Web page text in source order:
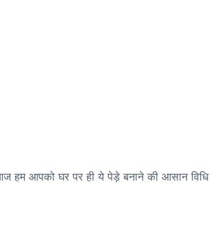
हम आपको घर पर ही ये पेड़े बनाने की आसान विधि